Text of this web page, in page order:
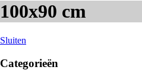
100x90 cm
Sluiten
Categorieën